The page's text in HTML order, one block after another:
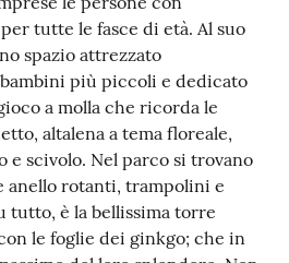
tutte le fasce di età. Al suo
spazio attrezzato
più piccoli e dedicato
a molla che ricorda le
altalena a tema floreale,
e scivolo. Nel parco si trovano
anello rotanti, trampolini e
tutto, è la bellissima torre
le foglie dei ginkgo; che in